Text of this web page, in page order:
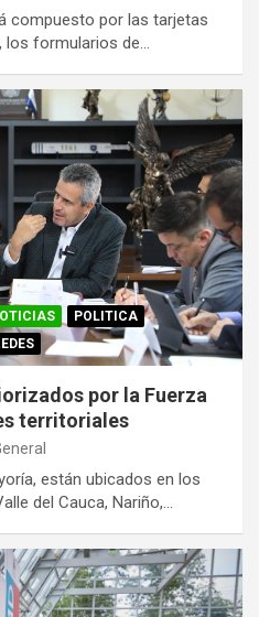
compuesto por las tarjetas
los formularios de…
POLITICA
por la Fuerza
territoriales
están ubicados en los
del Cauca, Nariño,…